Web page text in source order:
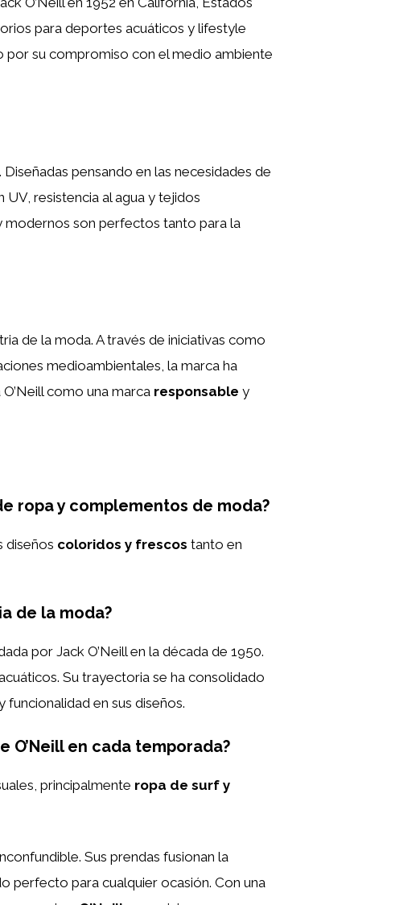
para deportes acuáticos y lifestyle
por su compromiso con el medio ambiente
. Diseñadas pensando en las necesidades de
resistencia al agua y tejidos
modernos son perfectos tanto para la
de la moda. A través de iniciativas como
medioambientales, la marca ha
como una marca responsable y
ropa y complementos de moda?
diseños coloridos y frescos tanto en
de la moda?
por Jack O’Neill en la década de 1950.
Su trayectoria se ha consolidado
en sus diseños.
en cada temporada?
principalmente ropa de surf y
Sus prendas fusionan la
perfecto para cualquier ocasión. Con una